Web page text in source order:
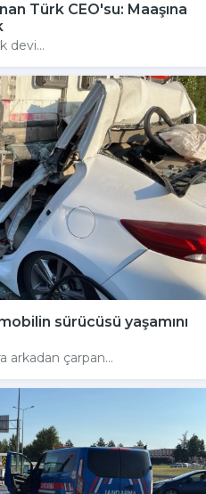
Türk CEO'su: Maaşına
devi...
sürücüsü yaşamını
arkadan çarpan...